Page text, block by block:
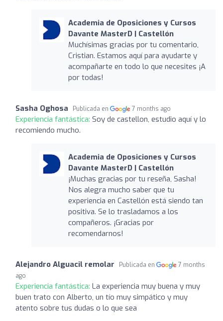
Academia de Oposiciones y Cursos
Davante MasterD | Castellón
Muchísimas gracias por tu comentario,
Cristian. Estamos aquí para ayudarte y
acompañarte en todo lo que necesites ¡A
por todas!
Sasha Oghosa Publicada en 7 months ago
Experiencia fantástica: Soy de castellon, estudio aquí y lo
recomiendo mucho.
Academia de Oposiciones y Cursos
Davante MasterD | Castellón
¡Muchas gracias por tu reseña, Sasha!
Nos alegra mucho saber que tu
experiencia en Castellón está siendo tan
positiva. Se lo trasladamos a los
compañeros. ¡Gracias por
recomendarnos!
Alejandro Alguacil remolar Publicada en
7 months
ago
Experiencia fantástica: La experiencia muy buena y muy
buen trato con Alberto, un tío muy simpático y muy
atento sobre tus dudas o lo que sea